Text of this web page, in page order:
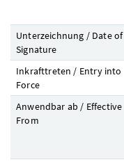
Unterzeichnung / Date of
Signature
Inkrafttreten / Entry into
Force
Anwendbar ab / Effective
From